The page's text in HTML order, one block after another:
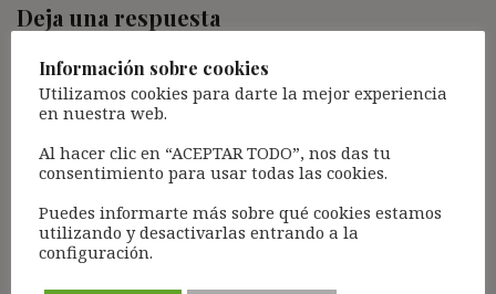
Deja una respuesta
campos obligatorios están marcados con
Comentario*
Información sobre cookies
Utilizamos cookies para darte la mejor experiencia
en nuestra web.
Al hacer clic en “ACEPTAR TODO”, nos das tu
consentimiento para usar todas las cookies.
Puedes informarte más sobre qué cookies estamos
utilizando y desactivarlas entrando a la
configuración.